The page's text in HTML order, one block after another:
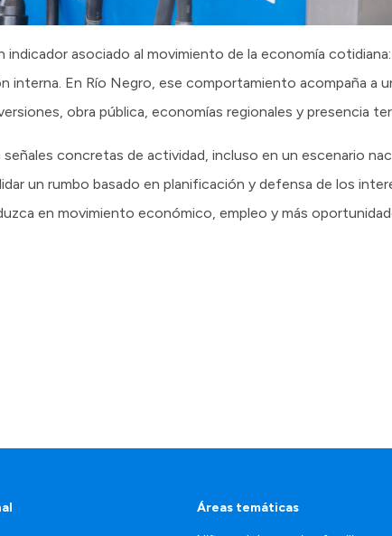
indicador asociado al movimiento de la economía
interna. En Río Negro, ese comportamiento acompaña a
obra pública, economías regionales y presencia
concretas de actividad, incluso en un escenario
un rumbo basado en planificación y defensa de los
en movimiento económico, empleo y más
Áreas temáticas